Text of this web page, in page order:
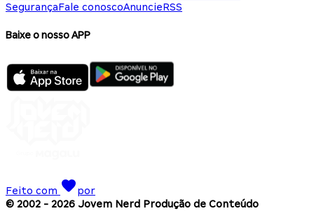
SegurançaFale conoscoAnuncieRSS
Baixe o nosso APP
Feito com
por
© 2002 - 2026 Jovem Nerd Produção de Conteúdo